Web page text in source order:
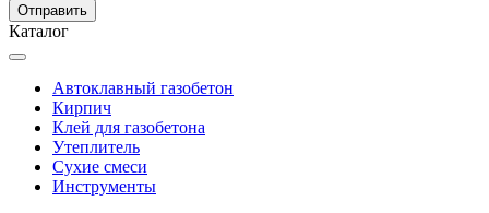
Каталог
Автоклавный газобетон
Кирпич
Клей для газобетона
Утеплитель
Сухие смеси
Инструменты